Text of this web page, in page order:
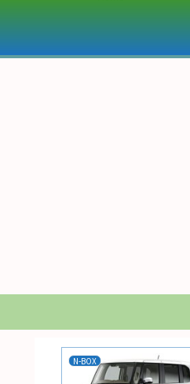
N-BOX